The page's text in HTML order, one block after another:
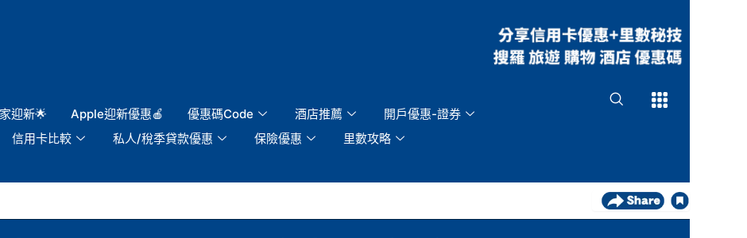
迎新🌟 Apple迎新優惠🍎 優惠碼Code 酒店推薦
開戶優惠-證券
信用卡比較 私人/稅季貸款優惠 保險優惠 里數攻略
Open